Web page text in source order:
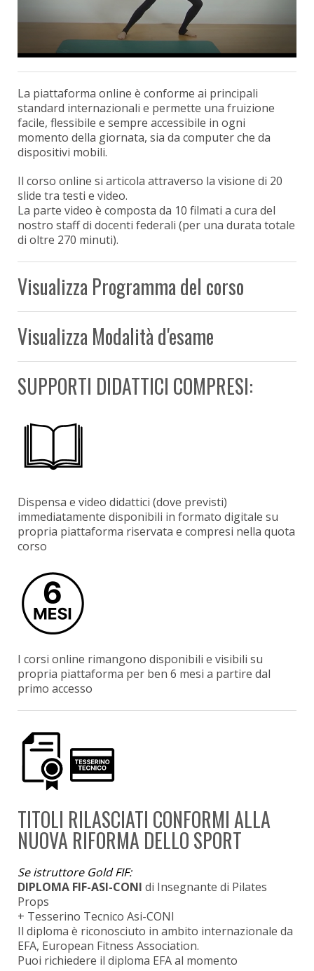
La piattaforma online è conforme ai principali
standard internazionali e permette una fruizione
facile, flessibile e sempre accessibile in ogni
momento della giornata, sia da computer che da
dispositivi mobili.
Il corso online si articola attraverso la visione di 20
slide tra testi e video.
La parte video è composta da 10 filmati a cura del
nostro staff di docenti federali (per una durata totale
di oltre 270 minuti).
Visualizza Programma del corso
Visualizza Modalità d'esame
SUPPORTI DIDATTICI COMPRESI:
Dispensa e video didattici (dove previsti)
immediatamente disponibili in formato digitale su
propria piattaforma riservata e compresi nella quota
corso
I corsi online rimangono disponibili e visibili su
propria piattaforma per ben 6 mesi a partire dal
primo accesso
TITOLI RILASCIATI CONFORMI ALLA
NUOVA RIFORMA DELLO SPORT
Se istruttore Gold FIF:
DIPLOMA FIF-ASI-CONI di Insegnante di Pilates
Props
+ Tesserino Tecnico Asi-CONI
Il diploma è riconosciuto in ambito internazionale da
EFA, European Fitness Association.
Puoi richiedere il diploma EFA al momento